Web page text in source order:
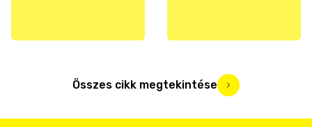
Összes cikk megtekintése